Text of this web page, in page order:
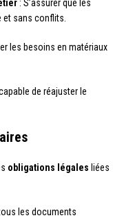
: S’assurer que les
sans conflits.
les besoins en matériaux
de réajuster le
obligations légales liées
les documents